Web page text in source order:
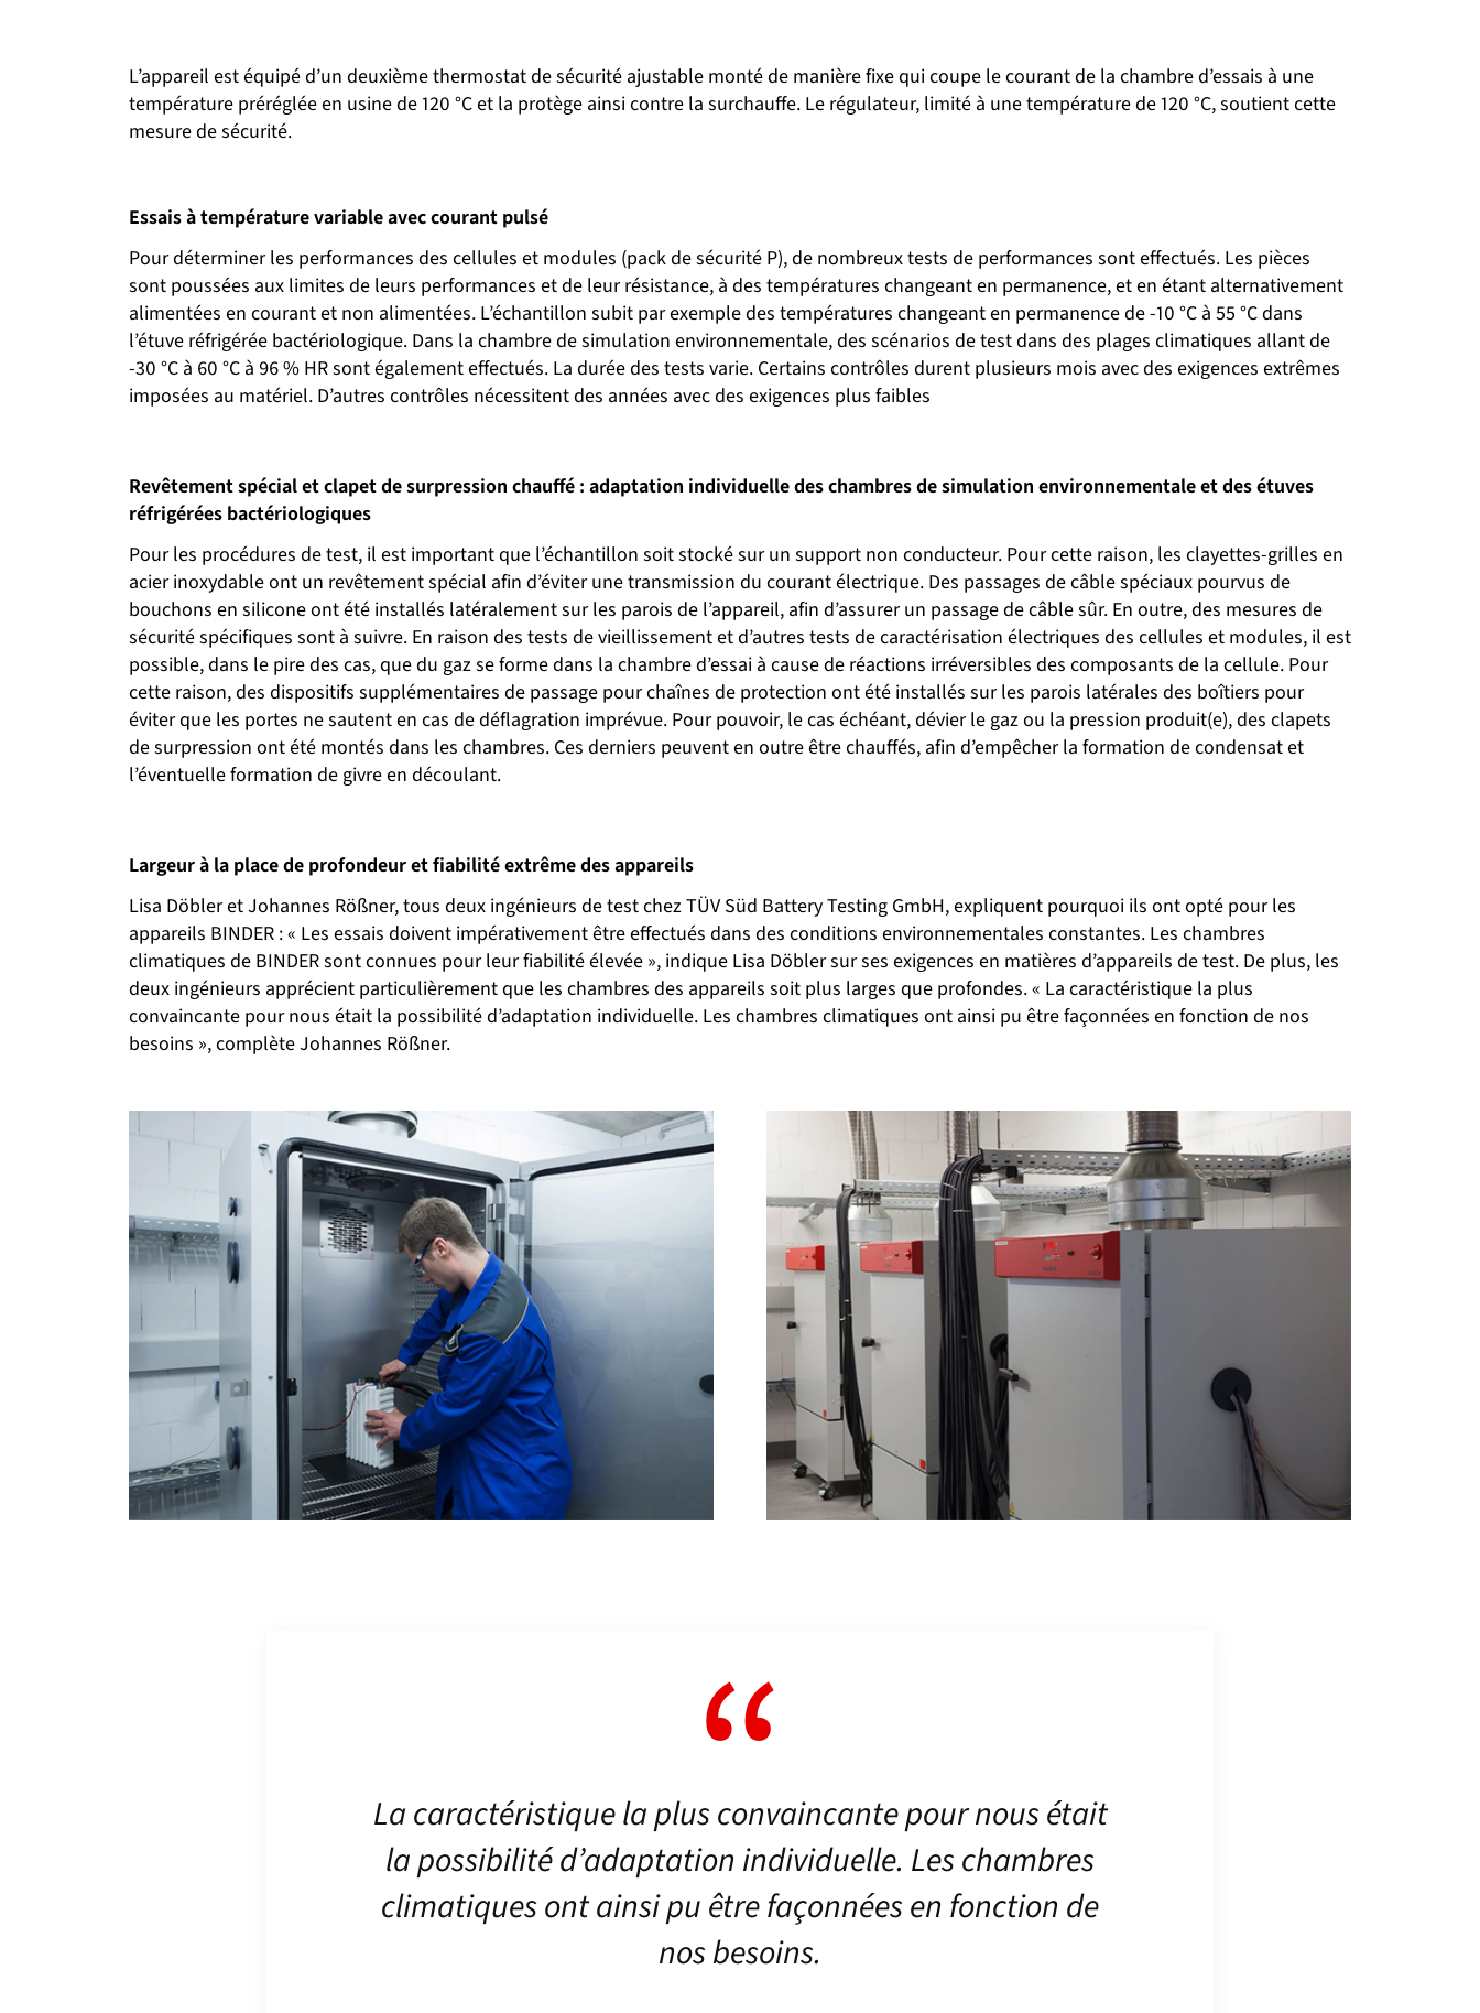
L’appareil est équipé d’un deuxième thermostat de sécurité ajustable monté de manière fixe qui coupe le courant de la chambre d’essais à une
température préréglée en usine de 120 °C et la protège ainsi contre la surchauffe. Le régulateur, limité à une température de 120 °C, soutient cette
mesure de sécurité.
Essais à température variable avec courant pulsé
Pour déterminer les performances des cellules et modules (pack de sécurité P), de nombreux tests de performances sont effectués. Les pièces
sont poussées aux limites de leurs performances et de leur résistance, à des températures changeant en permanence, et en étant alternativement
alimentées en courant et non alimentées. L’échantillon subit par exemple des températures changeant en permanence de -10 °C à 55 °C dans
l’étuve réfrigérée bactériologique. Dans la chambre de simulation environnementale, des scénarios de test dans des plages climatiques allant de
-30 °C à 60 °C à 96 % HR sont également effectués. La durée des tests varie. Certains contrôles durent plusieurs mois avec des exigences extrêmes
imposées au matériel. D’autres contrôles nécessitent des années avec des exigences plus faibles
Revêtement spécial et clapet de surpression chauffé : adaptation individuelle des chambres de simulation environnementale et des étuves
réfrigérées bactériologiques
Pour les procédures de test, il est important que l’échantillon soit stocké sur un support non conducteur. Pour cette raison, les clayettes-grilles en
acier inoxydable ont un revêtement spécial afin d’éviter une transmission du courant électrique. Des passages de câble spéciaux pourvus de
bouchons en silicone ont été installés latéralement sur les parois de l’appareil, afin d’assurer un passage de câble sûr. En outre, des mesures de
sécurité spécifiques sont à suivre. En raison des tests de vieillissement et d’autres tests de caractérisation électriques des cellules et modules, il est
possible, dans le pire des cas, que du gaz se forme dans la chambre d’essai à cause de réactions irréversibles des composants de la cellule. Pour
cette raison, des dispositifs supplémentaires de passage pour chaînes de protection ont été installés sur les parois latérales des boîtiers pour
éviter que les portes ne sautent en cas de déflagration imprévue. Pour pouvoir, le cas échéant, dévier le gaz ou la pression produit(e), des clapets
de surpression ont été montés dans les chambres. Ces derniers peuvent en outre être chauffés, afin d’empêcher la formation de condensat et
l’éventuelle formation de givre en découlant.
Largeur à la place de profondeur et fiabilité extrême des appareils
Lisa Döbler et Johannes Rößner, tous deux ingénieurs de test chez TÜV Süd Battery Testing GmbH, expliquent pourquoi ils ont opté pour les
appareils BINDER : « Les essais doivent impérativement être effectués dans des conditions environnementales constantes. Les chambres
climatiques de BINDER sont connues pour leur fiabilité élevée », indique Lisa Döbler sur ses exigences en matières d’appareils de test. De plus, les
deux ingénieurs apprécient particulièrement que les chambres des appareils soit plus larges que profondes. « La caractéristique la plus
convaincante pour nous était la possibilité d’adaptation individuelle. Les chambres climatiques ont ainsi pu être façonnées en fonction de nos
besoins », complète Johannes Rößner.
La caractéristique la plus convaincante pour nous était
la possibilité d’adaptation individuelle. Les chambres
climatiques ont ainsi pu être façonnées en fonction de
nos besoins.